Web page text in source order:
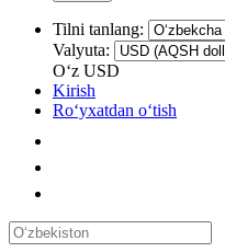
Tilni tanlang:
Valyuta:
Oʻz USD
Kirish
Roʻyxatdan oʻtish